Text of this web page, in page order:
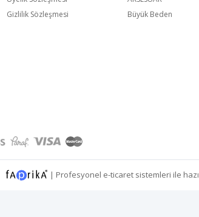
Gizlilik Sözleşmesi
Büyük Beden
| Profesyonel e-ticaret sistemleri ile